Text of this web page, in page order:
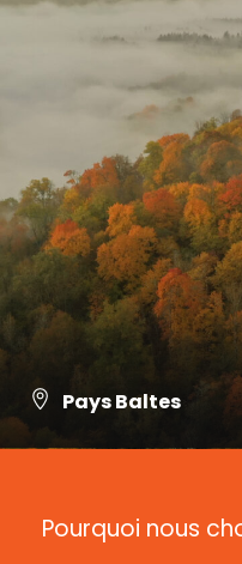
Pays Baltes
Pourquoi nous